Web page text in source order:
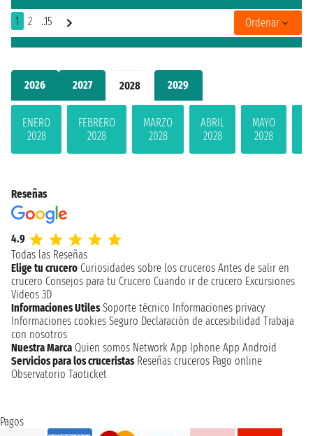
2026 2027 2028 2029
ENERO
2028
FEBRERO
2028
MARZO
2028
ABRIL
2028
MAYO
2028
1 2 ..15 Ordenar
Reseñas
4.9
Todas las Reseñas
Elige tu crucero Curiosidades sobre los cruceros Antes de salir en
crucero Consejos para tu Crucero Cuando ir de crucero Excursiones
Videos 3D
Informaciones Utiles Soporte técnico Informaciones privacy
Informaciones cookies Seguro Declaración de accesibilidad Trabaja
con nosotros
Nuestra Marca Quien somos Network App Iphone App Android
Servicios para los cruceristas Reseñas cruceros Pago online
Observatorio Taoticket
Pagos